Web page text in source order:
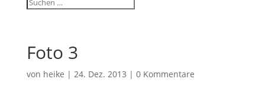
Foto 3
von heike | 24. Dez. 2013 | 0 Kommentare